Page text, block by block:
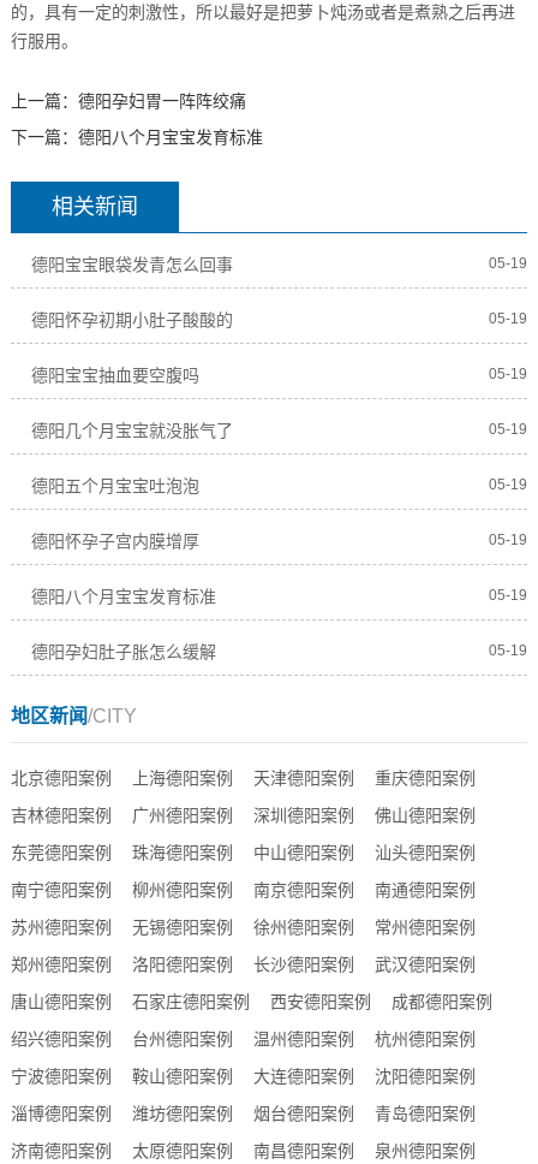
的，具有一定的刺激性，所以最好是把萝卜炖汤或者是煮熟之后再进
行服用。
上一篇： 德阳孕妇胃一阵阵绞痛
下一篇： 德阳八个月宝宝发育标准
相关新闻
德阳宝宝眼袋发青怎么回事 05-19
德阳怀孕初期小肚子酸酸的 05-19
德阳宝宝抽血要空腹吗 05-19
德阳几个月宝宝就没胀气了 05-19
德阳五个月宝宝吐泡泡 05-19
德阳怀孕子宫内膜增厚 05-19
德阳八个月宝宝发育标准 05-19
德阳孕妇肚子胀怎么缓解 05-19
地区新闻/CITY
北京德阳案例 上海德阳案例 天津德阳案例
重庆德阳案例
吉林德阳案例
广州德阳案例 深圳德阳案例
佛山德阳案例
东莞德阳案例
珠海德阳案例 中山德阳案例
汕头德阳案例
南宁德阳案例
柳州德阳案例 南京德阳案例
南通德阳案例
苏州德阳案例
无锡德阳案例 徐州德阳案例
常州德阳案例
郑州德阳案例
洛阳德阳案例 长沙德阳案例
武汉德阳案例
唐山德阳案例
石家庄德阳案例 西安德阳案例
成都德阳案例
绍兴德阳案例
台州德阳案例 温州德阳案例
杭州德阳案例
宁波德阳案例
鞍山德阳案例 大连德阳案例
沈阳德阳案例
淄博德阳案例
潍坊德阳案例 烟台德阳案例
青岛德阳案例
济南德阳案例
太原德阳案例 南昌德阳案例 泉州德阳案例